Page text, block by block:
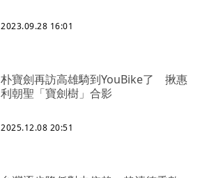
2023.09.28 16:01
朴寶劍再訪高雄騎到YouBike了 揪惠
利朝聖「寶劍樹」合影
2025.12.08 20:51